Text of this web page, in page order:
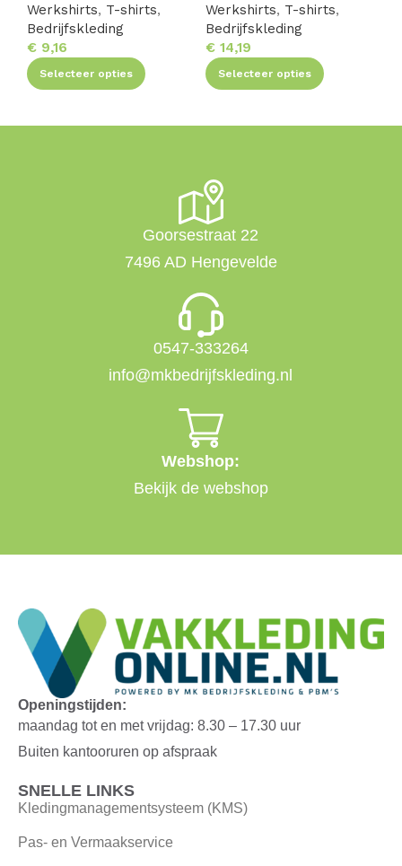
Werkshirts, T-shirts,
Bedrijfskleding
€ 9,16
Selecteer opties
Werkshirts, T-shirts,
Bedrijfskleding
€14,19
Selecteer opties
Goorsestraat 22
7496 AD Hengevelde
0547-333264
info@mkbedrijfskleding.nl
Webshop:
Bekijk de webshop
Openingstijden:
maandag tot en met vrijdag: 8.30 – 17.30 uur
Buiten kantooruren op afspraak
SNELLE LINKS
Kledingmanagementsysteem (KMS)
Pas- en Vermaakservice